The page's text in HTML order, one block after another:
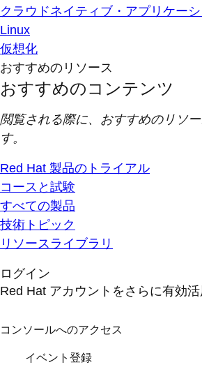
クラウドネイティブ・アプリケー
Linux
仮想化
おすすめのリソース
おすすめのコンテンツ
閲覧される際に、おすすめのリソ
す。
Red Hat 製品のトライアル
コースと試験
すべての製品
技術トピック
リソースライブラリ
ログイン
Red Hat アカウントをさらに有効活
コンソールへのアクセス
イベント登録